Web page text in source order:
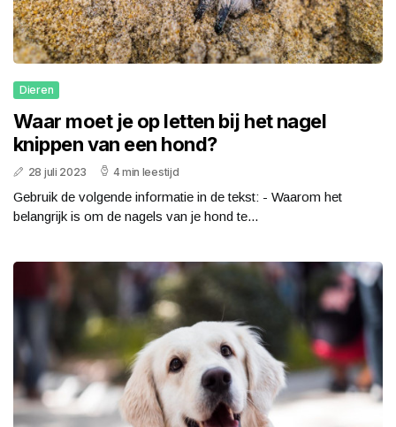
Dieren
Waar moet je op letten bij het nagel
knippen van een hond?
28 juli 2023 4 min leestijd
Gebruik de volgende informatie in de tekst: - Waarom het
belangrijk is om de nagels van je hond te...